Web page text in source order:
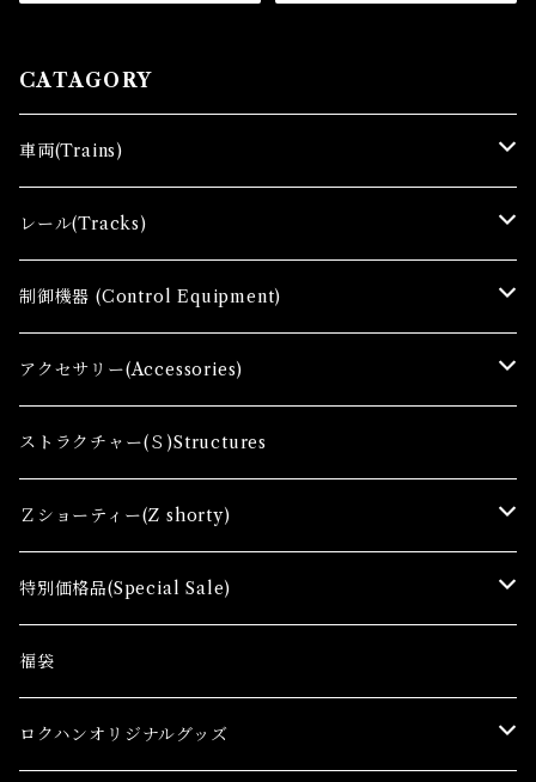
CATAGORY
車両(Trains)
Ｚゲージ車両(Ｔ) Zgauge Trains
Ｚゲージスターターセット(G) Z Starter sets
Zゲージファーストセット(E) Z First Sets
レール(Tracks)
レール(R)Tracks
レールセット(R) Track Sets
レール関連商品(Track related goods)
制御機器 (Control Equipment)
制御機器（Ｃ＆ＲＣ）Control Equipment
制御機器（Ａ）Control Accessory
アクセサリー(Accessories)
アクセサリー(A) Accessories
コンテナ(Ａ) Container Cargo
ストラクチャー(Ｓ)Structures
Ｚショーティー(Z shorty)
車両（ST）Z Shorty Trains
アクセサリー&ストラクチャー(SA&SS) ACC&STL
スターターセット(SG) Starter Sets
特別価格品(Special Sale)
Ｚゲージ車両(特別価格) Trains
在宅支援キャンペーン
福袋
ロクハンオリジナルグッズ